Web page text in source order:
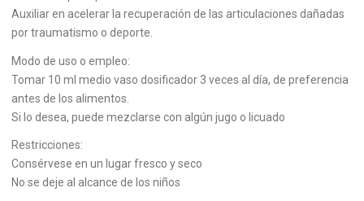
Auxiliar en acelerar la recuperación de las articulaciones dañadas
por traumatismo o deporte.
Modo de uso o empleo:
Tomar 10 ml medio vaso dosificador 3 veces al día, de preferencia
antes de los alimentos.
Si lo desea, puede mezclarse con algún jugo o licuado
Restricciones:
Consérvese en un lugar fresco y seco
No se deje al alcance de los niños